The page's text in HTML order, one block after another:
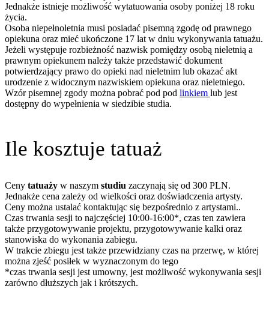
Jednakże istnieje możliwość wytatuowania osoby poniżej 18 roku
życia.
Osoba niepełnoletnia musi posiadać pisemną zgodę od prawnego
opiekuna oraz mieć ukończone 17 lat w dniu wykonywania tatuażu.
Jeżeli występuje rozbieżność nazwisk pomiędzy osobą nieletnią a
prawnym opiekunem należy także przedstawić dokument
potwierdzający prawo do opieki nad nieletnim lub okazać akt
urodzenie z widocznym nazwiskiem opiekuna oraz nieletniego.
Wzór pisemnej zgody można pobrać pod pod linkiem lub jest
dostępny do wypełnienia w siedzibie studia.
Ile kosztuje tatuaż
Ceny tatuaży w naszym studiu zaczynają się od 300 PLN.
Jednakże cena zależy od wielkości oraz doświadczenia artysty.
Ceny można ustalać kontaktując się bezpośrednio z artystami..
Czas trwania sesji to najczęściej 10:00-16:00*, czas ten zawiera
także przygotowywanie projektu, przygotowywanie kalki oraz
stanowiska do wykonania zabiegu.
W trakcie zbiegu jest także przewidziany czas na przerwę, w której
można zjeść posiłek w wyznaczonym do tego
*czas trwania sesji jest umowny, jest możliwość wykonywania sesji
zarówno dłuższych jak i krótszych.